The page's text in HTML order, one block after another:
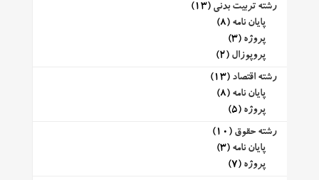
رشته تربیت بدنی (13)
پایان نامه (8)
پروژه (3)
پروپوزال (2)
رشته اقتصاد (13)
پایان نامه (8)
پروژه (5)
رشته حقوق (10)
پایان نامه (3)
پروژه (7)